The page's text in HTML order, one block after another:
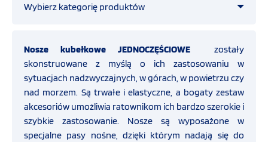
OFERTA
SZKOLENIA
PROGRAMY UNIJNE
FILMY
Wybierz kategorię produktów
Straż pożarna
Ratownictwo medyczne
Zestawy reanimacyjne
Nosze kubełkowe JEDNOCZĘŚCIOWE
zostały
skonstruowane z myślą o ich zastosowaniu w
sytuacjach nadzwyczajnych, w górach, w powietrzu czy
nad morzem. Są trwałe i elastyczne, a bogaty zestaw
akcesoriów umożliwia ratownikom ich bardzo szerokie i
szybkie zastosowanie. Nosze są wyposażone w
specjalne pasy nośne, dzięki którym nadają się do